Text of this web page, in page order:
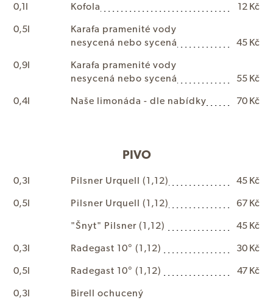
0,1l
Kofola
12 Kč
0,5l
Karafa pramenité vody
nesycená nebo sycená
45 Kč
0,9l
Karafa pramenité vody
nesycená nebo sycená
55 Kč
0,4l
Naše limonáda - dle nabídky 70 Kč
PIVO
0,3l Pilsner Urquell (1,12)
45 Kč
0,5l
Pilsner Urquell (1,12)
67 Kč
"Šnyt" Pilsner (1,12)
45 Kč
0,3l
Radegast 10° (1,12)
30 Kč
0,5l
Radegast 10° (1,12)
47 Kč
0,3l
Birell ochucený